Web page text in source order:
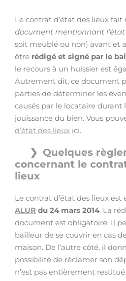
Le contrat d’état des lieux fait
document mentionnant
soit meublé ou non) avant et
être rédigé et signé par le
le recours à un huissier est
Autrement dit, ce document
parties de déterminer les
causés par le locataire durant
jouissance du bien. Vous
d’état des lieux ici.
Quelques
concernant le
lieux
Le contrat d’état des lieux est
ALUR du 24 mars 2014. La
document est obligatoire. Il
bailleur de se couvrir en cas
maison. De l’autre côté, il
possibilité de réclamer son
n’est pas entièrement